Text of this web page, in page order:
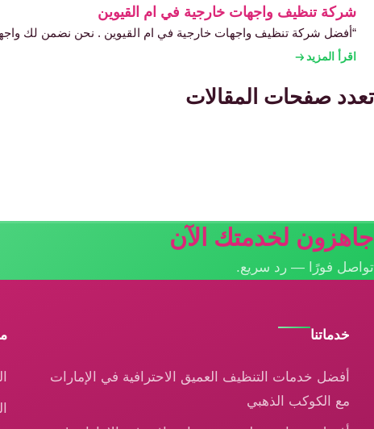
شركة تنظيف واجهات خارجية في ام القيوين
“أفضل شركة تنظيف واجهات خارجية في ام القيوين . نحن نضمن لك
اقرأ المزيد
تعدد صفحات المقالات
جاهزون لخدمتك الآن
تواصل فورًا — رد سريع.
خدماتنا
أفضل خدمات التنظيف العميق الاحترافية في الإمارات
مع الكوكب الذهبي